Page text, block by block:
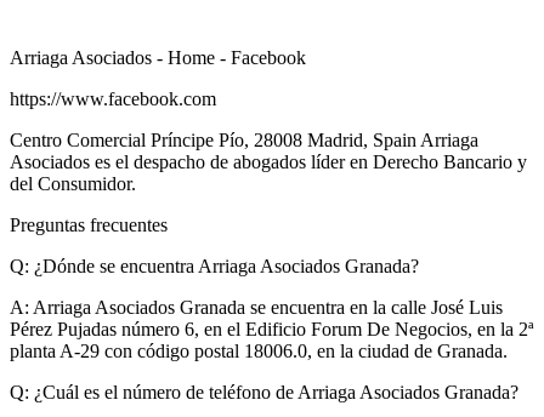
Arriaga Asociados - Home - Facebook
https://www.facebook.com
Centro Comercial Príncipe Pío, 28008 Madrid, Spain Arriaga
Asociados es el despacho de abogados líder en Derecho Bancario y
del Consumidor.
Preguntas frecuentes
Q: ¿Dónde se encuentra Arriaga Asociados Granada?
A: Arriaga Asociados Granada se encuentra en la calle José Luis
Pérez Pujadas número 6, en el Edificio Forum De Negocios, en la 2ª
planta A-29 con código postal 18006.0, en la ciudad de Granada.
Q: ¿Cuál es el número de teléfono de Arriaga Asociados Granada?